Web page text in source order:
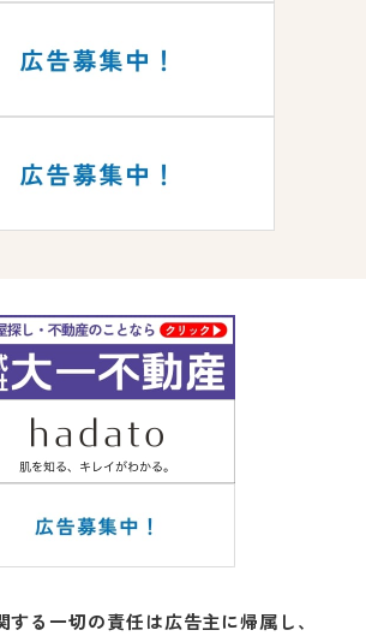
する一切の責任は広告主に帰属し、